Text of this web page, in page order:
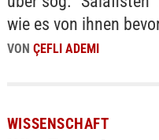
wie es von ihnen
VON ÇEFLI ADEMI
WISSENSCHAFT